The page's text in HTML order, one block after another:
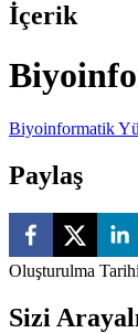
İçerik
Biyoinformatik
Paylaş
Oluşturulma Tarihi
Sizi